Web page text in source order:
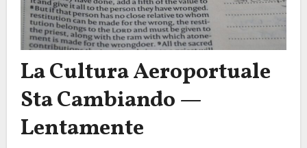
La Cultura Aeroportuale
Sta Cambiando —
Lentamente